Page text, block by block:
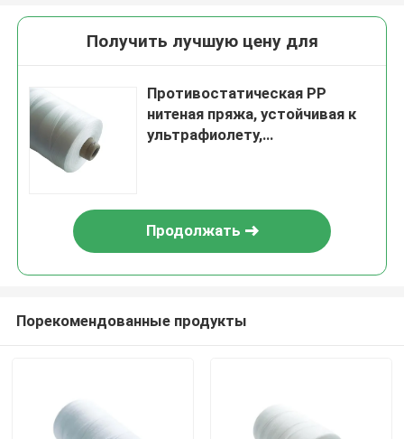
Получить лучшую цену для
Противостатическая PP
нитеная пряжа, устойчивая к
ультрафиолету,
Продолжать
Порекомендованные продукты